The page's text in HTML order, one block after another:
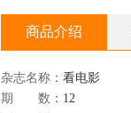
商品介绍
杂志名称： 看电影
期 数： 12